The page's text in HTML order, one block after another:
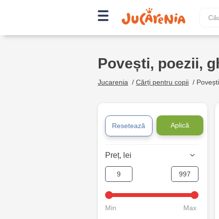
Povești, poezii,
Jucarenia / Cărți pentru copii /
Resetează Aplică
Preț, lei
Min Max